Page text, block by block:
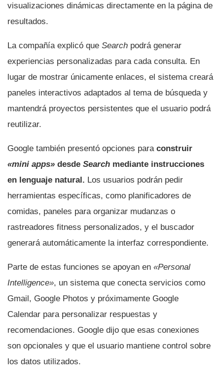
visualizaciones dinámicas directamente en la página de
resultados.
La compañía explicó que Search podrá generar
experiencias personalizadas para cada consulta. En
lugar de mostrar únicamente enlaces, el sistema creará
paneles interactivos adaptados al tema de búsqueda y
mantendrá proyectos persistentes que el usuario podrá
reutilizar.
Google también presentó opciones para construir
«mini apps» desde Search mediante instrucciones
en lenguaje natural. Los usuarios podrán pedir
herramientas específicas, como planificadores de
comidas, paneles para organizar mudanzas o
rastreadores fitness personalizados, y el buscador
generará automáticamente la interfaz correspondiente.
Parte de estas funciones se apoyan en «Personal
Intelligence», un sistema que conecta servicios como
Gmail, Google Photos y próximamente Google
Calendar para personalizar respuestas y
recomendaciones. Google dijo que esas conexiones
son opcionales y que el usuario mantiene control sobre
los datos utilizados.